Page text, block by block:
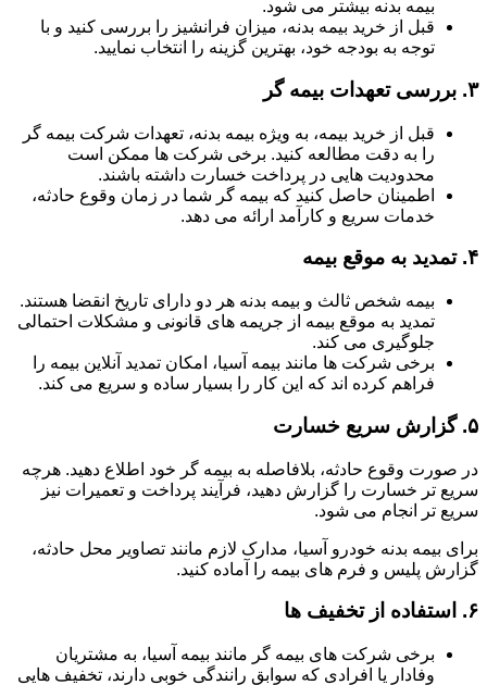
بیمه بدنه بیشتر می شود.
قبل از خرید بیمه بدنه، میزان فرانشیز را بررسی کنید و با
توجه به بودجه خود، بهترین گزینه را انتخاب نمایید.
۳. بررسی تعهدات بیمه گر
قبل از خرید بیمه، به ویژه بیمه بدنه، تعهدات شرکت بیمه گر
را به دقت مطالعه کنید. برخی شرکت ها ممکن است
محدودیت هایی در پرداخت خسارت داشته باشند.
اطمینان حاصل کنید که بیمه گر شما در زمان وقوع حادثه،
خدمات سریع و کارآمد ارائه می دهد.
۴. تمدید به موقع بیمه
بیمه شخص ثالث و بیمه بدنه هر دو دارای تاریخ انقضا هستند.
تمدید به موقع بیمه از جریمه های قانونی و مشکلات احتمالی
جلوگیری می کند.
برخی شرکت ها مانند بیمه آسیا، امکان تمدید آنلاین بیمه را
فراهم کرده اند که این کار را بسیار ساده و سریع می کند.
۵. گزارش سریع خسارت
در صورت وقوع حادثه، بلافاصله به بیمه گر خود اطلاع دهید. هرچه
سریع تر خسارت را گزارش دهید، فرآیند پرداخت و تعمیرات نیز
سریع تر انجام می شود.
برای بیمه بدنه خودرو آسیا، مدارک لازم مانند تصاویر محل حادثه،
گزارش پلیس و فرم های بیمه را آماده کنید.
۶. استفاده از تخفیف ها
برخی شرکت های بیمه گر مانند بیمه آسیا، به مشتریان
وفادار یا افرادی که سوابق رانندگی خوبی دارند، تخفیف هایی